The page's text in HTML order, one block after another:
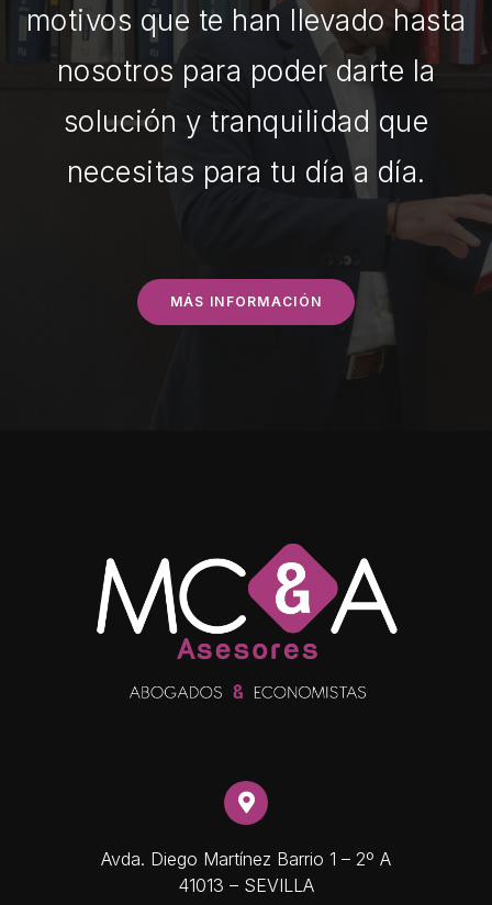
motivos que te han llevado hasta
nosotros para poder darte la
solución y tranquilidad que
necesitas para tu día a día.
MÁS INFORMACIÓN
Avda. Diego Martínez Barrio 1 – 2º A
41013 – SEVILLA